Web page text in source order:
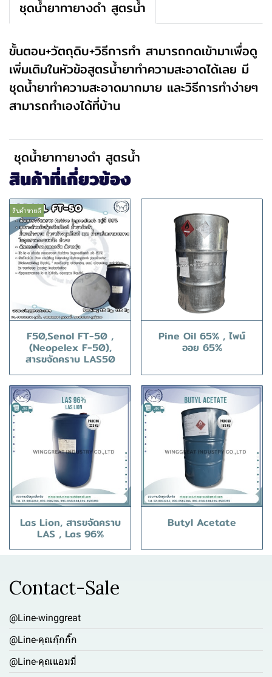
ชุดน้ำยาทายางดำ สูตรน้ำ
ขั้นตอน+วัตถุดิบ+วิธีการทำ สามารถกดเข้ามาเพื่อดู
เพิ่มเติมในหัวข้อสูตรน้ำยาทำความสะอาดได้เลย มี
ชุดน้ำยาทำความสะอาดมากมาย และวิธีการทำง่ายๆ
สามารถทำเองได้ที่บ้าน
ชุดน้ำยาทายางดำ สูตรน้ำ
สินค้าที่เกี่ยวข้อง
สินค้าขายดี
F50,Senol FT-50 ,
(Neopelex F-50),
สารขจัดคราบ LAS50
Pine Oil 65% , ไพน์
ออย 65%
Las Lion, สารขจัดคราบ
LAS , Las 96%
Butyl Acetate
Contact-Sale
@Line-winggreat
@Line-คุณกุ๊กกิ๊ก
@Line-คุณแอมมี่